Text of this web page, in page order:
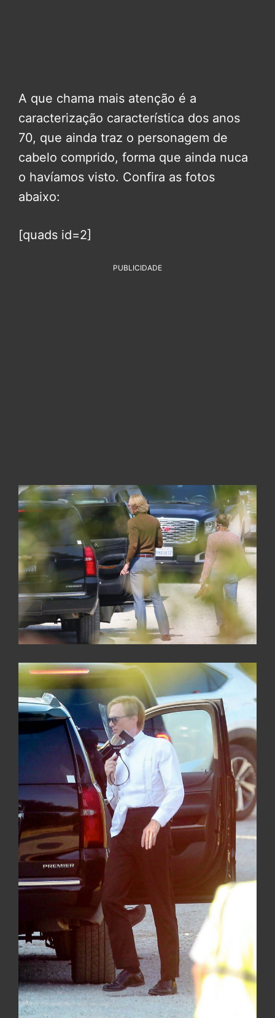
A que chama mais atenção é a
caracterização característica dos anos
70, que ainda traz o personagem de
cabelo comprido, forma que ainda nuca
o havíamos visto. Confira as fotos
abaixo:
[quads id=2]
PUBLICIDADE